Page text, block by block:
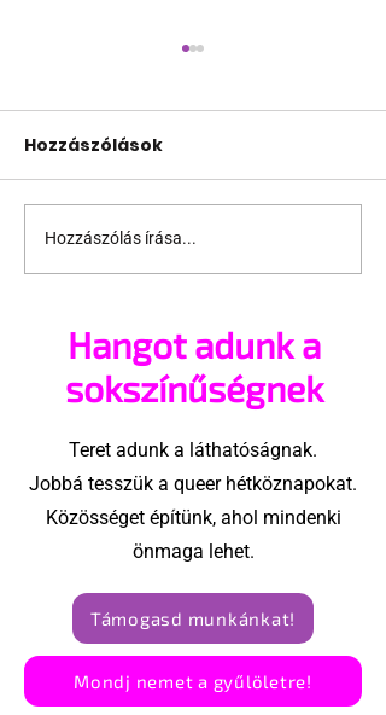
Ausztrál külvárosi
meztelen srácok 18+
Hozzászólások
Hozzászólás írása...
Hangot adunk a
sokszínűségnek
Teret adunk a láthatóságnak.
Jobbá tesszük a queer hétköznapokat.
Közösséget építünk, ahol mindenki
önmaga lehet.
Támogasd munkánkat!
Mondj nemet a gyűlöletre!